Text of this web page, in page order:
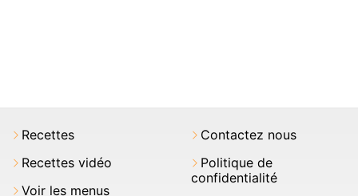
Recettes
Recettes vidéo
Voir les menus
Contactez nous
Politique de
confidentialité